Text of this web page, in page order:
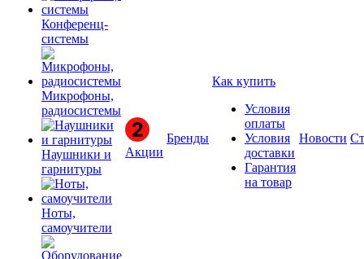
Конференц-
системы
Микрофоны,
радиосистемы
Наушники и
гарнитуры
Ноты,
самоучители
Акции
Бренды
Как купить
Условия
оплаты
Условия
доставки
Гарантия
на товар
Новости